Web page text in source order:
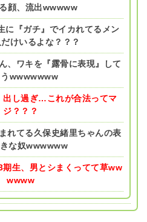
顔、流出wwwww
に『ガチ』でイカれてるメン
けいるよな？？？
、ワキを『露骨に表現』して
うwwwwwww
出し過ぎ…これが合法ってマ
ジ？？？
れてる久保史緒里ちゃんの表
な奴wwwwww
期生、男とシまくってて草ww
wwww